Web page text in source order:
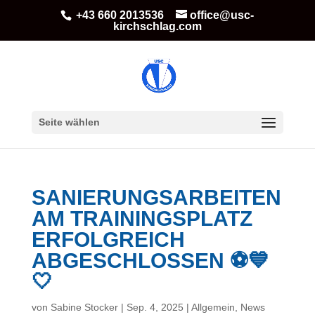
+43 660 2013536
office@usc-
kirchschlag.com
Seite wählen
SANIERUNGSARBEITEN
AM TRAININGSPLATZ
ERFOLGREICH
ABGESCHLOSSEN ⚽💙
🤍
von Sabine Stocker| Sep. 4, 2025 | Allgemein
News